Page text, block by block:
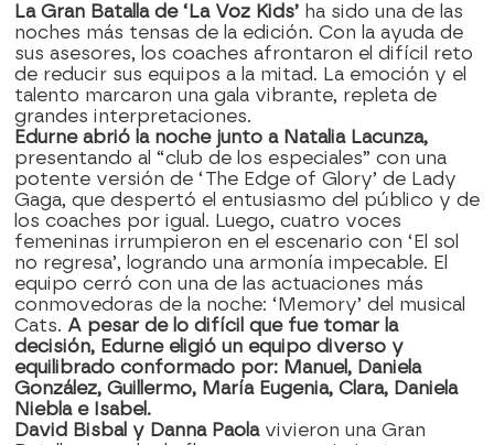
La Gran Batalla de ‘La Voz Kids’ha sido una de las
noches más tensas de la edición. Con la ayuda de
sus asesores, los coaches afrontaron el difícil reto
de reducir sus equipos a la mitad. La emoción y el
talento marcaron una gala vibrante, repleta de
grandes interpretaciones.
Edurne abrió la noche junto a Natalia Lacunza,
presentando al “club de los especiales” con una
potente versión de ‘The Edge of Glory’ de Lady
Gaga, que despertó el entusiasmo del público y de
los coaches por igual. Luego, cuatro voces
femeninas irrumpieron en el escenario con ‘El sol
no regresa’, logrando una armonía impecable. El
equipo cerró con una de las actuaciones más
conmovedoras de la noche: ‘Memory’ del musical
Cats. A pesar de lo difícil que fue tomar la
decisión, Edurne eligió un equipo diverso y
equilibrado conformado por: Manuel, Daniela
González, Guillermo, María Eugenia, Clara, Daniela
Niebla e Isabel.
David Bisbal y Danna Paolavivieron una Gran